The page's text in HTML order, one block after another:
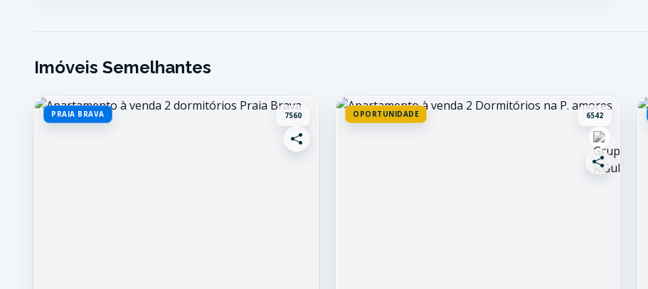
Imóveis Semelhantes
PRAIA BRAVA 7560 OPORTUNIDADE 6542